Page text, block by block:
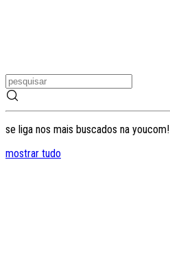
se liga nos mais buscados na youcom!
mostrar tudo